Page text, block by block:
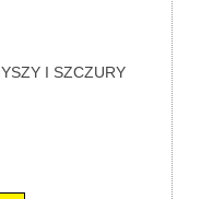
I SZCZURY